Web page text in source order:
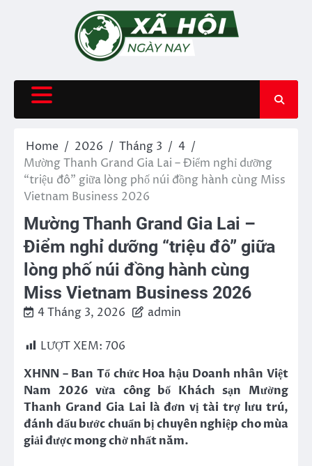
Home 2026 Tháng 3
4
Mường Thanh Grand Gia Lai – Điểm nghỉ dưỡng
“triệu đô” giữa lòng phố núi đồng hành cùng Miss
Vietnam Business 2026
Mường Thanh Grand Gia Lai –
Điểm nghỉ dưỡng “triệu đô” giữa
lòng phố núi đồng hành cùng
Miss Vietnam Business 2026
4 Tháng 3, 2026 admin
LƯỢT XEM: 706
XHNN – Ban Tổ chức Hoa hậu Doanh nhân Việt
Nam 2026 vừa công bố Khách sạn Mường
Thanh Grand Gia Lai là đơn vị tài trợ lưu trú,
đánh dấu bước chuẩn bị chuyên nghiệp cho mùa
giải được mong chờ nhất năm.